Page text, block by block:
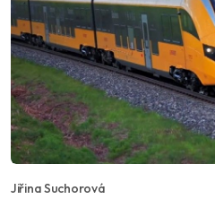
Jiřina Suchorová